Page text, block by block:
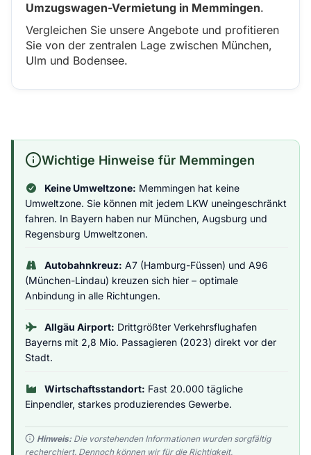
Umzugswagen-Vermietung in Memmingen.
Vergleichen Sie unsere Angebote und profitieren
Sie von der zentralen Lage zwischen München,
Ulm und Bodensee.
Wichtige Hinweise für Memmingen
Keine Umweltzone: Memmingen hat keine
Umweltzone. Sie können mit jedem LKW uneingeschränkt
fahren. In Bayern haben nur München, Augsburg und
Regensburg Umweltzonen.
Autobahnkreuz: A7 (Hamburg-Füssen) und A96
(München-Lindau) kreuzen sich hier – optimale
Anbindung in alle Richtungen.
Allgäu Airport: Drittgrößter Verkehrsflughafen
Bayerns mit 2,8 Mio. Passagieren (2023) direkt vor der
Stadt.
Wirtschaftsstandort: Fast 20.000 tägliche
Einpendler, starkes produzierendes Gewerbe.
Hinweis:Die vorstehenden Informationen wurden sorgfältig
recherchiert. Dennoch können wir für die Richtigkeit,